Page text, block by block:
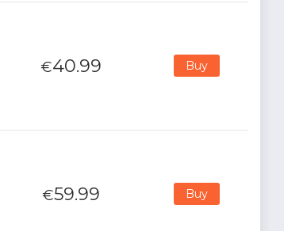
€40.99 Buy
€59.99 Buy